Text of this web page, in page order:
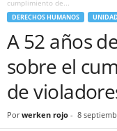
cumplimiento de...
DERECHOS HUMANOS
A 52 años
sobre el
de
Por werken rojo - 8